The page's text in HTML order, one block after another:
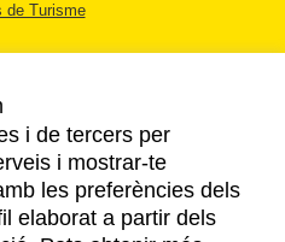
de Turisme
LEGAL
PRIVACITAT
i de tercers per
i mostrar-te
les preferències dels
elaborat a partir dels